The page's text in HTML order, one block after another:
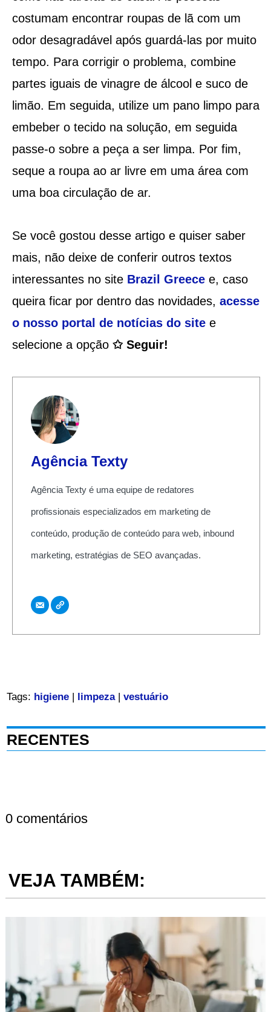
costumam encontrar roupas de lã com um
odor desagradável após guardá-las por muito
tempo. Para corrigir o problema, combine
partes iguais de vinagre de álcool e suco de
limão. Em seguida, utilize um pano limpo para
embeber o tecido na solução, em seguida
passe-o sobre a peça a ser limpa. Por fim,
seque a roupa ao ar livre em uma área com
uma boa circulação de ar.
Se você gostou desse artigo e quiser saber
mais, não deixe de conferir outros textos
interessantes no site Brazil Greece e, caso
queira ficar por dentro das novidades, acesse
o nosso portal de notícias do sitee
selecione a opção ✩ Seguir!
Agência Texty
Agência Texty é uma equipe de redatores
profissionais especializados em marketing de
conteúdo, produção de conteúdo para web, inbound
marketing, estratégias de SEO avançadas.
Tags: higiene| limpeza| vestuário
RECENTES
0 comentários
VEJA TAMBÉM: